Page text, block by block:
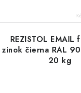
REZISTOL EMAIL
zinok čierna RAL
20 kg